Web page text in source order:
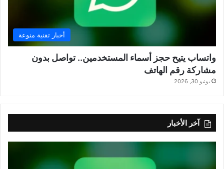
أخبار تقنية منوعة
واتساب يتيح حجز أسماء المستخدمين.. تواصل بدون
مشاركة رقم الهاتف
يونيو 30, 2026
آخر الأخبار